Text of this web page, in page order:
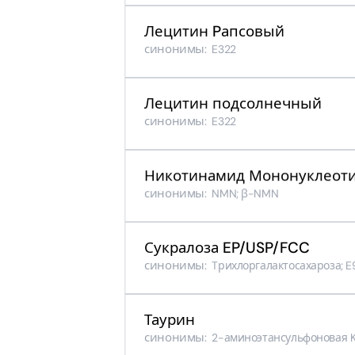
Лецитин Pапсовый
синонимы: E322
Лецитин подсолнечный
синонимы: E322
Никотинамид
синонимы: NMN; β-NMN
Сукралоза EP/USP/FCC
синонимы: Tрихлоргалактосахароза;
Таурин
синонимы: 2-​аминоэтансульфоновая